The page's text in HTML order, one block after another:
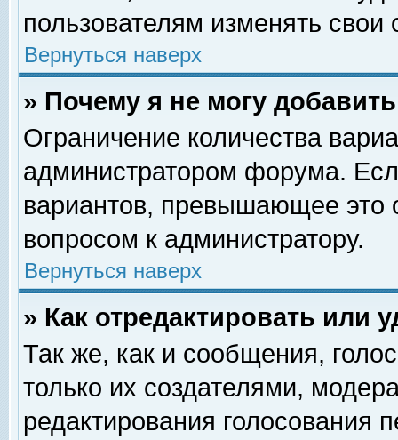
пользователям изменять свои
Вернуться наверх
» Почему я не могу
Ограничение количества
администратором форума.
вариантов, превышающее это
вопросом к администратору.
Вернуться наверх
» Как отредактировать или
Так же, как и сообщения,
только их создателями,
редактирования голосования